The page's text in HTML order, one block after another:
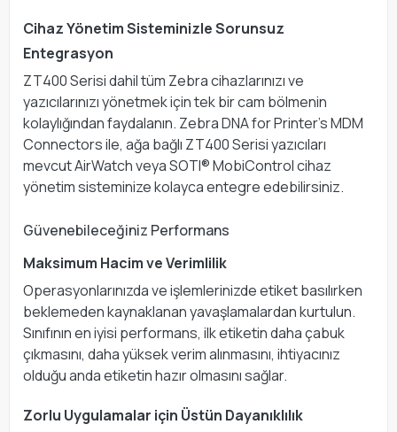
Cihaz Yönetim Sisteminizle Sorunsuz
Entegrasyon
ZT400 Serisi dahil tüm Zebra cihazlarınızı ve
yazıcılarınızı yönetmek için tek bir cam bölmenin
kolaylığından faydalanın. Zebra DNA for Printer’s MDM
Connectors ile, ağa bağlı ZT400 Serisi yazıcıları
mevcut AirWatch veya SOTI® MobiControl cihaz
yönetim sisteminize kolayca entegre edebilirsiniz.
Güvenebileceğiniz Performans
Maksimum Hacim ve Verimlilik
Operasyonlarınızda ve işlemlerinizde etiket basılırken
beklemeden kaynaklanan yavaşlamalardan kurtulun.
Sınıfının en iyisi performans, ilk etiketin daha çabuk
çıkmasını, daha yüksek verim alınmasını, ihtiyacınız
olduğu anda etiketin hazır olmasını sağlar.
Zorlu Uygulamalar için Üstün Dayanıklılık